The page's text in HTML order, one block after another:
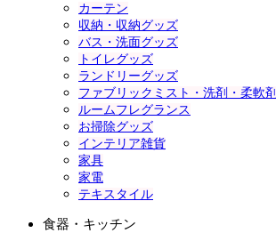
カーテン
収納・収納グッズ
バス・洗面グッズ
トイレグッズ
ランドリーグッズ
ファブリックミスト・洗剤・柔軟剤
ルームフレグランス
お掃除グッズ
インテリア雑貨
家具
家電
テキスタイル
食器・キッチン